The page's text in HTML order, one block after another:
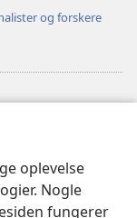
oplevelse
Nogle
fungerer
og forskere